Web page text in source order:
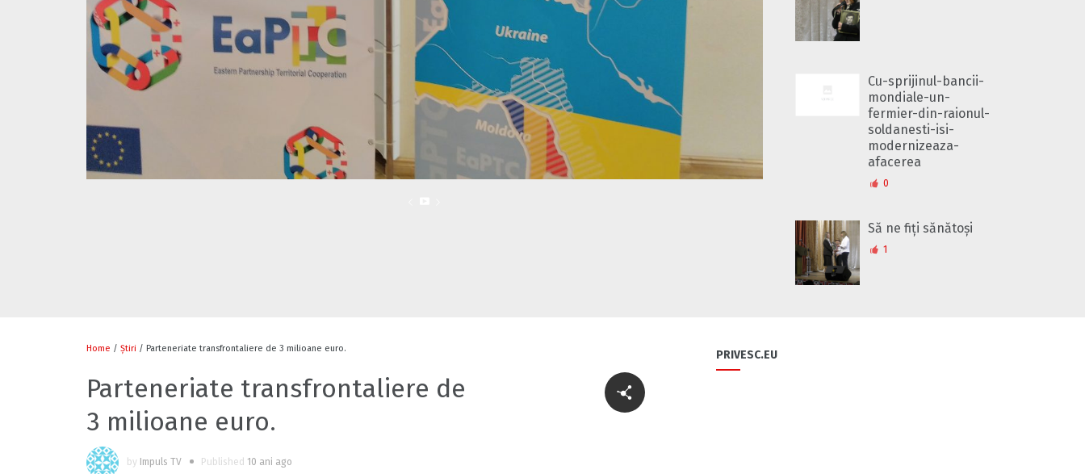
Cu-sprijinul-bancii-
mondiale-un-
fermier-din-raionul-
soldanesti-isi-
modernizeaza-
afacerea
0
Să ne fiți sănătoși
1
Home / Știri / Parteneriate transfrontaliere de 3 milioane euro.
Parteneriate transfrontaliere de
3 milioane euro.
by Impuls TV Published 10 ani ago
PRIVESC.EU